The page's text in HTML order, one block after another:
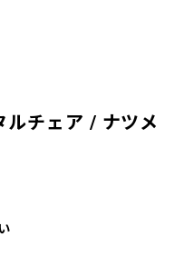
ルチェア / ナツメ